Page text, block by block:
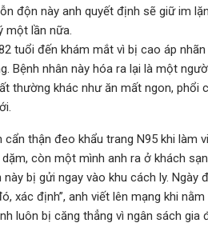
độn này anh quyết định sẽ giữ im
một lần nữa.
tuổi đến khám mắt vì bị cao áp
Bệnh nhân này hóa ra lại là một
thường khác như ăn mất ngon, phổi
thận đeo khẩu trang N95 khi làm
còn một mình anh ra ở khách
bị gửi ngay vào khu cách ly. Ngày
xác định”, anh viết lên mạng khi
luôn bị căng thẳng vì ngân sách gia